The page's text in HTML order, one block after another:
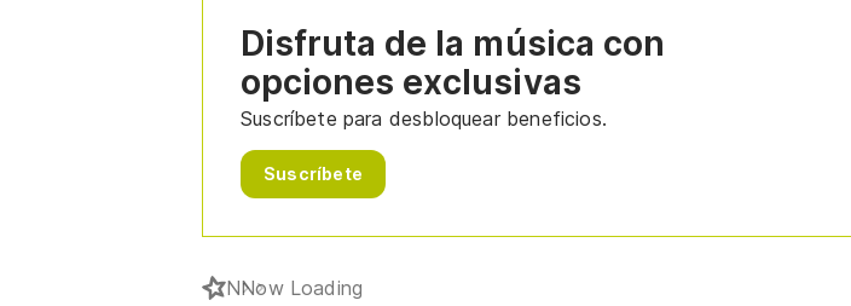
Disfruta de la música con
opciones exclusivas
Suscríbete para desbloquear beneficios.
Suscríbete
NNow Loading